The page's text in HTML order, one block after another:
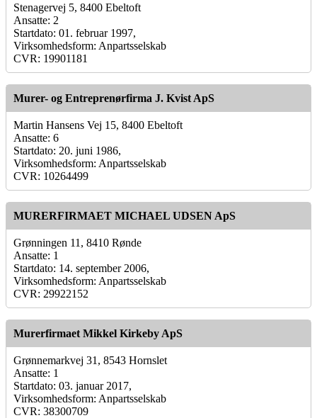
Stenagervej 5, 8400 Ebeltoft
Ansatte: 2
Startdato: 01. februar 1997,
Virksomhedsform: Anpartsselskab
CVR: 19901181
Murer- og Entreprenørfirma J. Kvist ApS
Martin Hansens Vej 15, 8400 Ebeltoft
Ansatte: 6
Startdato: 20. juni 1986,
Virksomhedsform: Anpartsselskab
CVR: 10264499
MURERFIRMAET MICHAEL UDSEN ApS
Grønningen 11, 8410 Rønde
Ansatte: 1
Startdato: 14. september 2006,
Virksomhedsform: Anpartsselskab
CVR: 29922152
Murerfirmaet Mikkel Kirkeby ApS
Grønnemarkvej 31, 8543 Hornslet
Ansatte: 1
Startdato: 03. januar 2017,
Virksomhedsform: Anpartsselskab
CVR: 38300709